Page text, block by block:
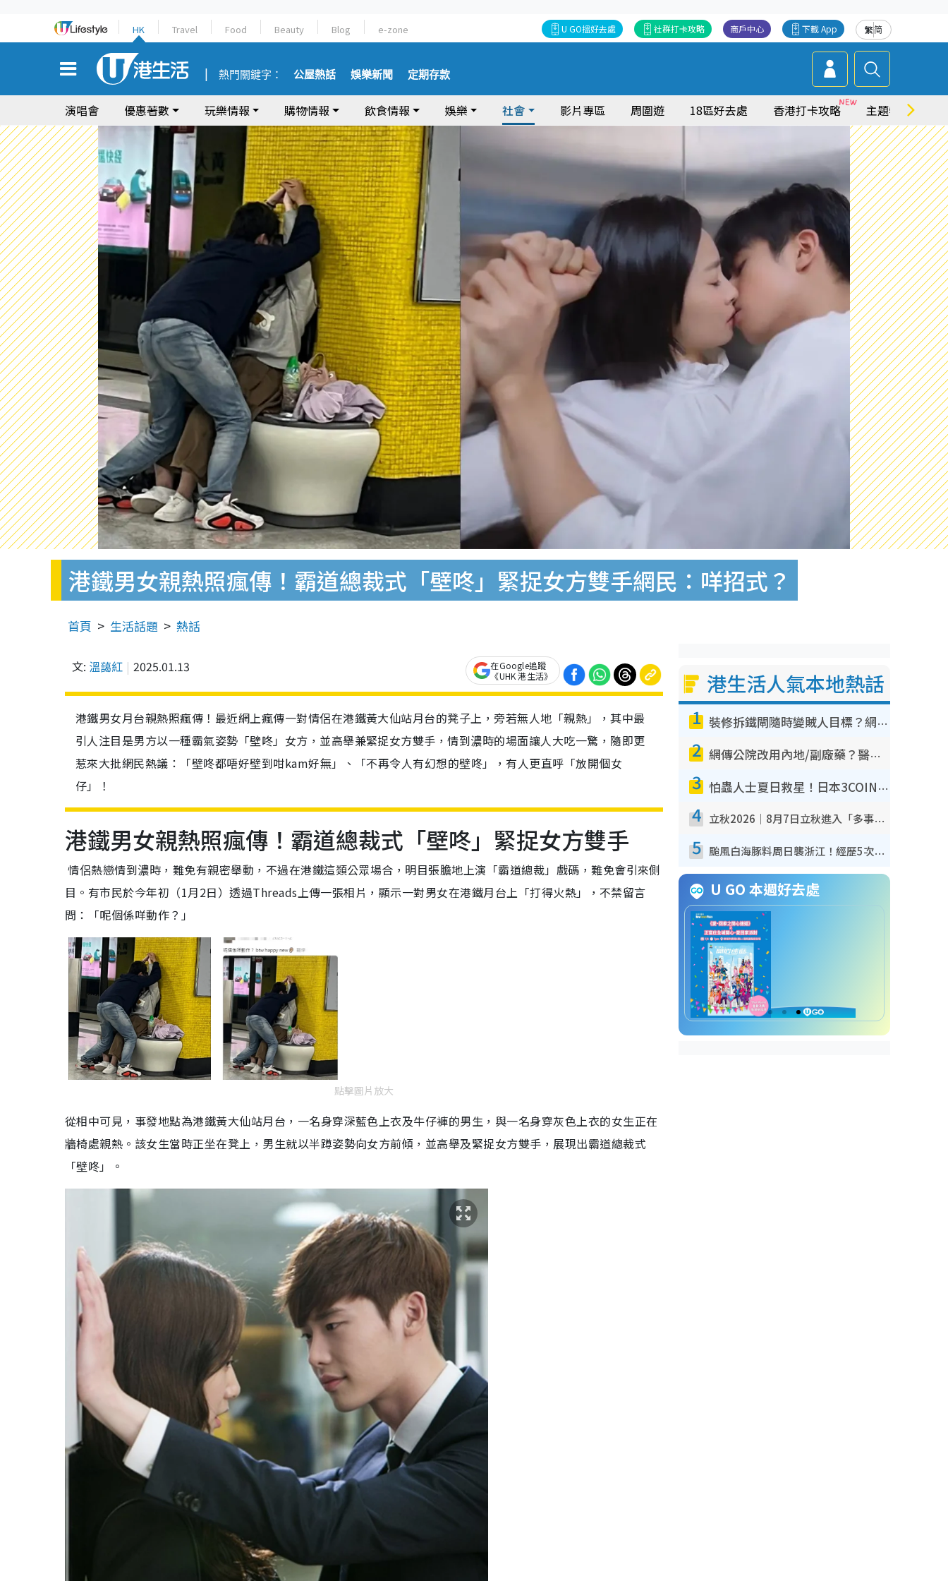
HK Travel Food Beauty Blog e-zone 繁简
下載 App
商戶中心
社群打卡攻略
U GO搵好去處
熱門關鍵字： 公屋熱話 娛樂新聞 定期存款
演唱會 優惠著數 玩樂情報 購物情報 飲食情報 娛樂 社會 影片專區 周圍遊 18區好去處 香港打卡攻略 主題特集
港鐵男女親熱照瘋傳！霸道總裁式「壁咚」緊捉女方雙手網民：咩招式？
首頁 生活話題 熱話
文: 溫藹紅 2025.01.13
在Google追蹤
《UHK 港生活》
港鐵男女月台親熱照瘋傳！最近網上瘋傳一對情侶在港鐵黃大仙站月台的凳子上，旁若無人地「親熱」，其中最
引人注目是男方以一種霸氣姿勢「壁咚」女方，並高舉兼緊捉女方雙手，情到濃時的場面讓人大吃一驚，隨即更
惹來大批網民熱議：「壁咚都唔好壁到咁kam好無」、「不再令人有幻想的壁咚」，有人更直呼「放開個女
仔」！
港鐵男女親熱照瘋傳！霸道總裁式「壁咚」緊捉女方雙手
情侶熱戀情到濃時，難免有親密舉動，不過在港鐵這類公眾場合，明目張膽地上演「霸道總裁」戲碼，難免會引來側
目。有市民於今年初（1月2日）透過Threads上傳一張相片，顯示一對男女在港鐵月台上「打得火熱」，不禁留言
問：「呢個係咩動作？」
點擊圖片放大
從相中可見，事發地點為港鐵黃大仙站月台，一名身穿深藍色上衣及牛仔褲的男生，與一名身穿灰色上衣的女生正在
牆椅處親熱。該女生當時正坐在凳上，男生就以半蹲姿勢向女方前傾，並高舉及緊捉女方雙手，展現出霸道總裁式
「壁咚」。
港生活人氣本地熱話
1 裝修拆鐵閘隨時變賊人目標？網民揭2大關鍵用途：裝新式等於白裝？附新舊鐵閘分別
2 網傳公院改用內地/副廠藥？醫生拆解正副廠分別 揭4類人換藥隨時出事
3 怕蟲人士夏日救星！日本3COINS爆紅驅蟲神器$45起 1招「全程免觸碰」輕鬆搞定小強
4 立秋2026｜8月7日立秋進入「多事之秋」 3件事唔做得！專家教6招開運 清枱頭／銀包納氣接好運
5 颱風白海豚料周日襲浙江！經歷5次「眼牆置換」極罕見 成登陸內地最長途颱風
U GO 本週好去處